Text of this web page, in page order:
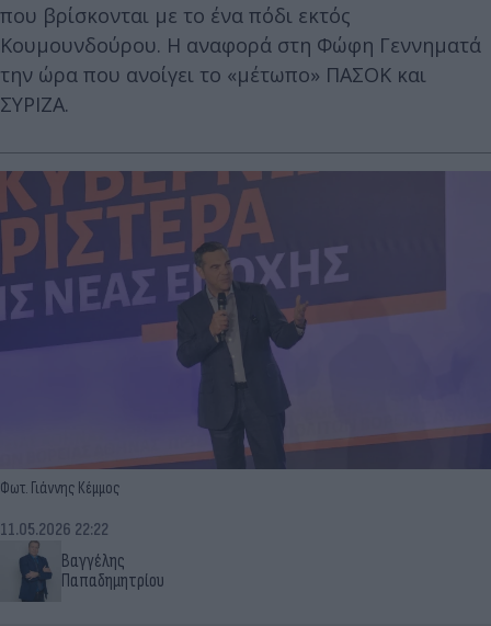
που βρίσκονται με το ένα πόδι εκτός
Κουμουνδούρου. Η αναφορά στη Φώφη Γεννηματά
την ώρα που ανοίγει το «μέτωπο» ΠΑΣΟΚ και
ΣΥΡΙΖΑ.
Φωτ. Γιάννης Κέμμος
Βαγγέλης
Παπαδημητρίου
11.05.2026 22:22